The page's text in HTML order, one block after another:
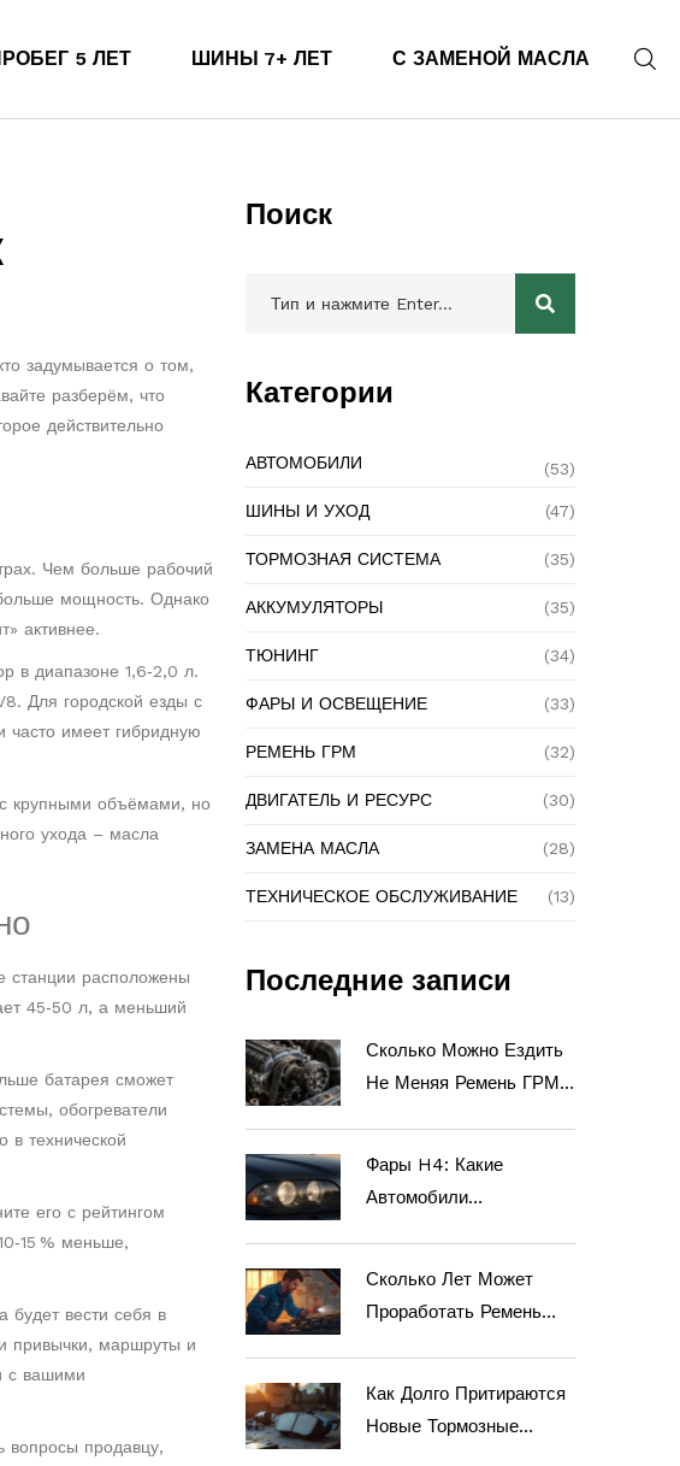
5 ЛЕТ ШИНЫ 7+ ЛЕТ С ЗАМЕНОЙ МАСЛА
задумывается о том,
разберём, что
действительно
Чем больше рабочий
мощность. Однако
активнее.
в диапазоне 1,6‑2,0 л.
Для городской езды с
часто имеет гибридную
крупными объёмами, но
ухода – масла
станции расположены
45‑50 л, а меньший
батарея сможет
обогреватели
в технической
его с рейтингом
% меньше,
будет вести себя в
привычки, маршруты и
с вашими
вопросы продавцу,
Поиск
Категории
АВТОМОБИЛИ (53)
ШИНЫ И УХОД (47)
ТОРМОЗНАЯ СИСТЕМА (35)
АККУМУЛЯТОРЫ (35)
ТЮНИНГ (34)
ФАРЫ И ОСВЕЩЕНИЕ (33)
РЕМЕНЬ ГРМ (32)
ДВИГАТЕЛЬ И РЕСУРС (30)
ЗАМЕНА МАСЛА (28)
ТЕХНИЧЕСКОЕ ОБСЛУЖИВАНИЕ (13)
Последние записи
Сколько Можно Ездить
Не Меняя Ремень ГРМ:
Фары H4: Какие
Автомобили
Сколько Лет Может
Проработать Ремень
Как Долго Притираются
Новые Тормозные